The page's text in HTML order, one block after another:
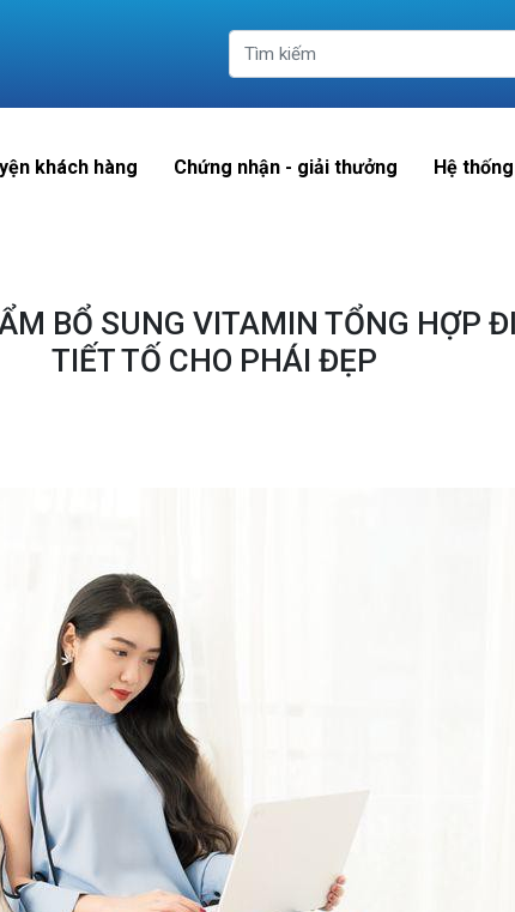
khách hàng Chứng nhận - giải thưởng Hệ
BỔ SUNG VITAMIN TỔNG HỢP
TIẾT TỐ CHO PHÁI ĐẸP